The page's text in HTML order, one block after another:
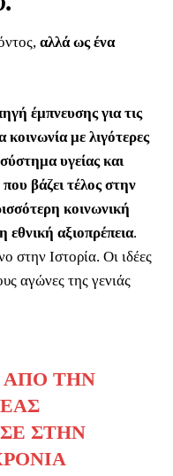
αλλά ως ένα
έμπνευσης για τις
κοινωνία με λιγότερες
υγείας και
που βάζει τέλος στην
κοινωνική
εθνική αξιοπρέπεια.
στην Ιστορία. Οι ιδέες
αγώνες της γενιάς
ΑΠΌ ΤΗΝ
ΣΤΗΝ